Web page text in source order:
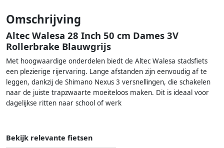
Omschrijving
Altec Walesa 28 Inch 50 cm Dames 3V
Rollerbrake Blauwgrijs
Met hoogwaardige onderdelen biedt de Altec Walesa stadsfiets
een plezierige rijervaring. Lange afstanden zijn eenvoudig af te
leggen, dankzij de Shimano Nexus 3 versnellingen, die schakelen
naar de juiste trapzwaarte moeiteloos maken. Dit is ideaal voor
dagelijkse ritten naar school of werk
Bekijk relevante fietsen